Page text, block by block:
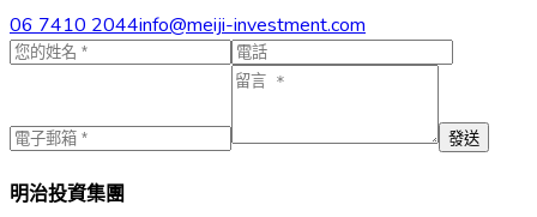
06 7410 2044info@meiji-investment.com
發送
明治投資集團